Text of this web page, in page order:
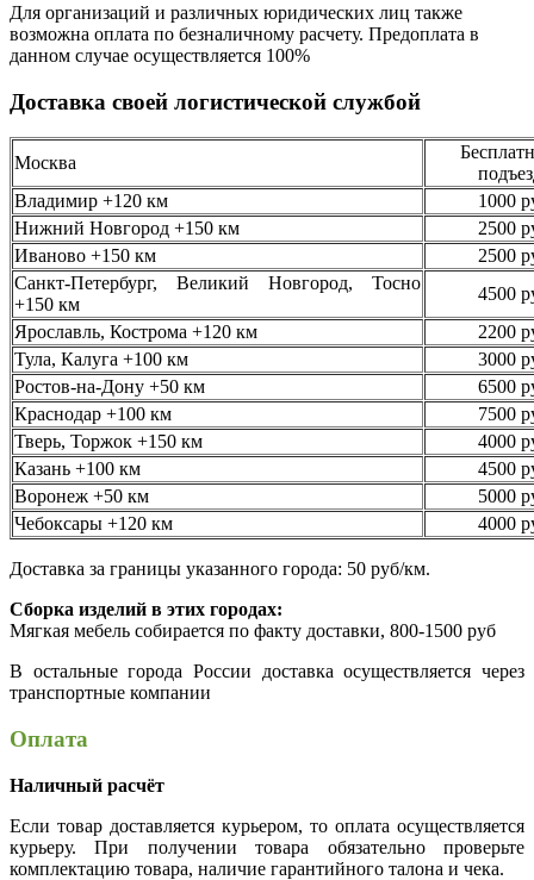
Для организаций и различных юридических лиц также
возможна оплата по безналичному расчету. Предоплата в
данном случае осуществляется 100%
Доставка своей логистической службой
Москва
Владимир +120 км
1000
Нижний Новгород +150 км
2500
Иваново +150 км
2500
Санкт-Петербург, Великий Новгород, Тосно
+150 км
4500
Ярославль, Кострома +120 км
2200
Тула, Калуга +100 км
3000
Ростов-на-Дону +50 км
6500
Краснодар +100 км
7500
Тверь, Торжок +150 км
4000
Казань +100 км
4500
Воронеж +50 км
5000
Чебоксары +120 км
4000
Доставка за границы указанного города: 50 руб/км.
Сборка изделий в этих городах:
Мягкая мебель собирается по факту доставки, 800-1500 руб
В остальные города России доставка осуществляется через
транспортные компании
Оплата
Наличный расчёт
Если товар доставляется курьером, то оплата осуществляется
курьеру. При получении товара обязательно проверьте
комплектацию товара, наличие гарантийного талона и чека.